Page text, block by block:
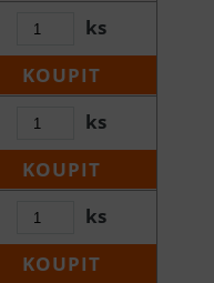
ks
KOUPIT
ks
KOUPIT
ks
KOUPIT